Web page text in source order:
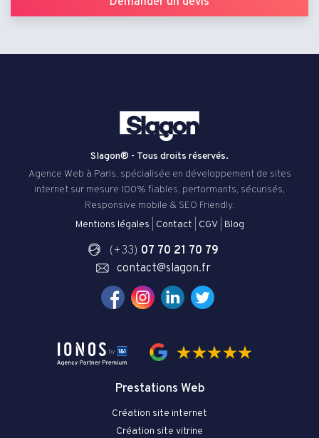
Slagon® - Tous droits réservés.
Agence Web à Paris, spécialisée en développement de sites
internet sur mesure 100% fiables, performants, sécurisés,
Responsive mobile & SEO Friendly.
Mentions légales
Contact CGV| Blog
(+33) 07 70 21 70 79
contact@slagon.fr
Prestations Web
Création site internet
Création site vitrine